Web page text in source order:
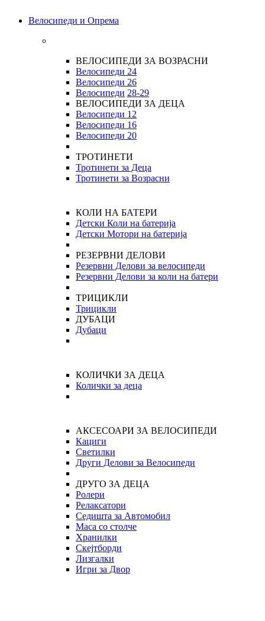
Велосипеди и Опрема
ВЕЛОСИПЕДИ ЗА ВОЗРАСНИ
Велосипеди 24
Велосипеди 26
Велосипеди 28-29
ВЕЛОСИПЕДИ ЗА ДЕЦА
Велосипеди 12
Велосипеди 16
Велосипеди 20
ТРОТИНЕТИ
Тротинети за Деца
Тротинети за Возрасни
КОЛИ НА БАТЕРИ
Детски Коли на батерија
Детски Мотори на батерија
РЕЗЕРВНИ ДЕЛОВИ
Резервни Делови за велосипеди
Резервни Делови за коли на батери
ТРИЦИКЛИ
Трицикли
ДУБАЦИ
Дубаци
КОЛИЧКИ ЗА ДЕЦА
Колички за деца
АКСЕСОАРИ ЗА ВЕЛОСИПЕДИ
Кациги
Светилки
Други Делови за Велосипеди
ДРУГО ЗА ДЕЦА
Ролери
Релаксатори
Седишта за Автомобил
Маса со столче
Хранилки
Скејтборди
Лизгалки
Игри за Двор